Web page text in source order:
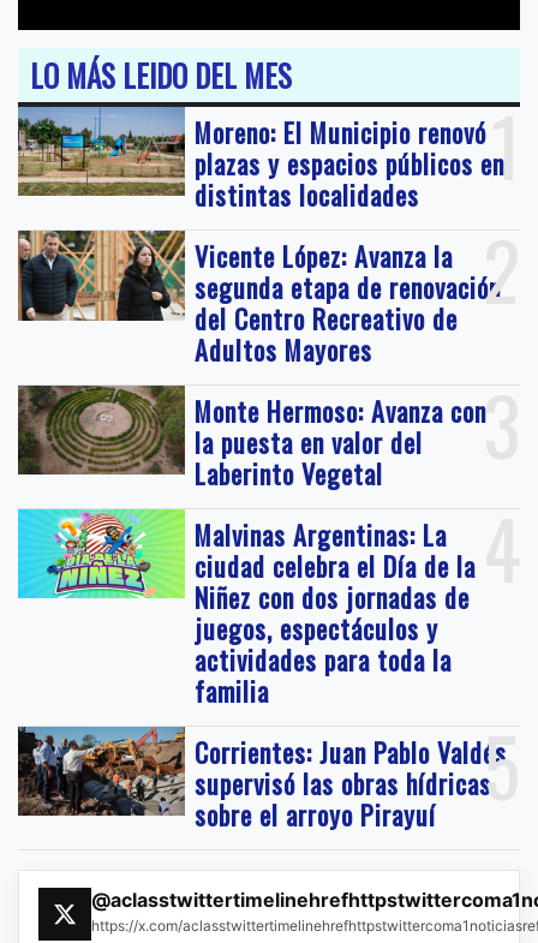
LO MÁS LEIDO DEL MES
1
Moreno: El Municipio renovó
plazas y espacios públicos en
distintas localidades
2
Vicente López: Avanza la
segunda etapa de renovación
del Centro Recreativo de
Adultos Mayores
3
Monte Hermoso: Avanza con
la puesta en valor del
Laberinto Vegetal
4
Malvinas Argentinas: La
ciudad celebra el Día de la
Niñez con dos jornadas de
juegos, espectáculos y
actividades para toda la
familia
5
Corrientes: Juan Pablo Valdés
supervisó las obras hídricas
sobre el arroyo Pirayuí
https://x.com/